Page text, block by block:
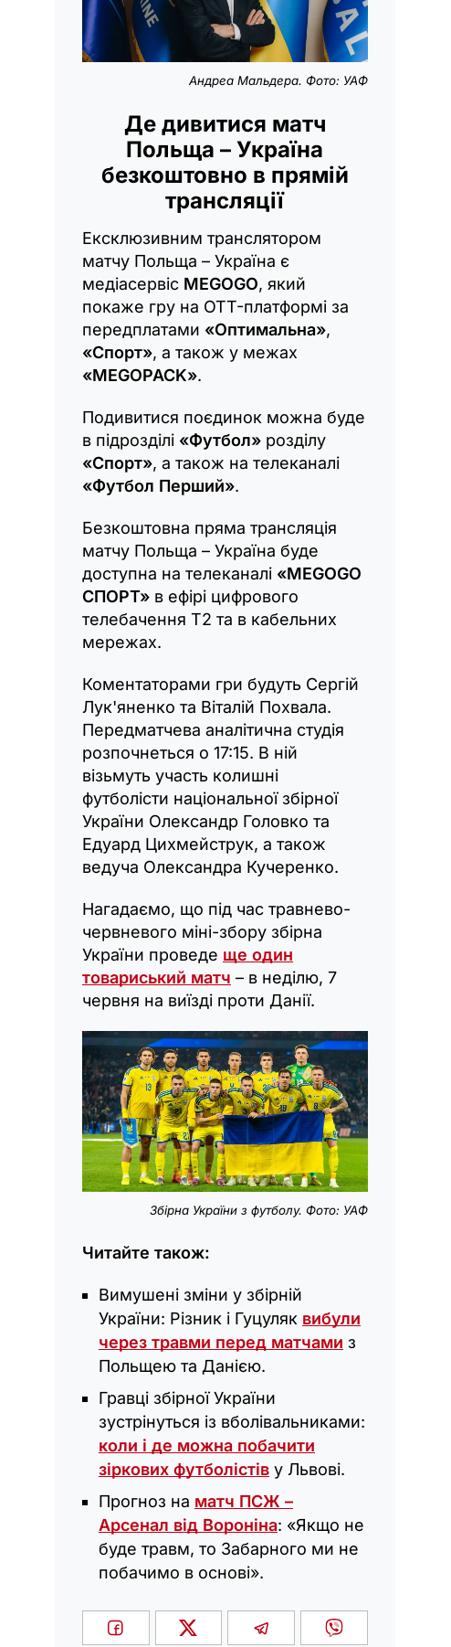
Андреа Мальдера. Фото: УАФ
Де дивитися матч
Польща – Україна
безкоштовно в прямій
трансляції
Ексклюзивним транслятором
матчу Польща – Україна є
медіасервіс MEGOGO, який
покаже гру на OTT-платформі за
передплатами «Оптимальна»,
«Спорт», а також у межах
«MEGOPACK».
Подивитися поєдинок можна буде
в підрозділі «Футбол» розділу
«Спорт», а також на телеканалі
«Футбол Перший».
Безкоштовна пряма трансляція
матчу Польща – Україна буде
доступна на телеканалі «MEGOGO
СПОРТ» в ефірі цифрового
телебачення Т2 та в кабельних
мережах.
Коментаторами гри будуть Сергій
Лук'яненко та Віталій Похвала.
Передматчева аналітична студія
розпочнеться о 17:15. В ній
візьмуть участь колишні
футболісти національної збірної
України Олександр Головко та
Едуард Цихмейструк, а також
ведуча Олександра Кучеренко.
Нагадаємо, що під час травнево-
червневого міні-збору збірна
України проведе ще один
товариський матч – в неділю, 7
червня на виїзді проти Данії.
Збірна України з футболу. Фото: УАФ
Читайте також:
Вимушені зміни у збірній
України: Різник і Гуцуляк вибули
через травми перед матчами з
Польщею та Данією.
Гравці збірної України
зустрінуться із вболівальниками:
коли і де можна побачити
зіркових футболістів у Львові.
Прогноз на матч ПСЖ –
Арсенал від Вороніна: «Якщо не
буде травм, то Забарного ми не
побачимо в основі».